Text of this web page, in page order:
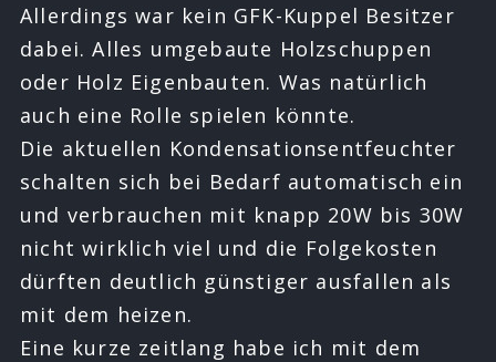
Allerdings war kein GFK-Kuppel Besitzer
dabei. Alles umgebaute Holzschuppen
oder Holz Eigenbauten. Was natürlich
auch eine Rolle spielen könnte.
Die aktuellen Kondensationsentfeuchter
schalten sich bei Bedarf automatisch ein
und verbrauchen mit knapp 20W bis 30W
nicht wirklich viel und die Folgekosten
dürften deutlich günstiger ausfallen als
mit dem heizen.
Eine kurze zeitlang habe ich mit dem